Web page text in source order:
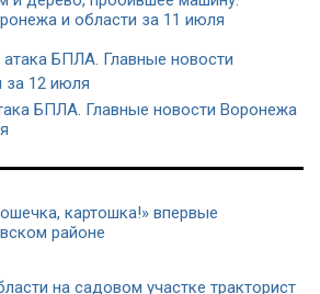
и области за 11 июля
БПЛА. Главные новости Воронежа
картошка!» впервые
районе